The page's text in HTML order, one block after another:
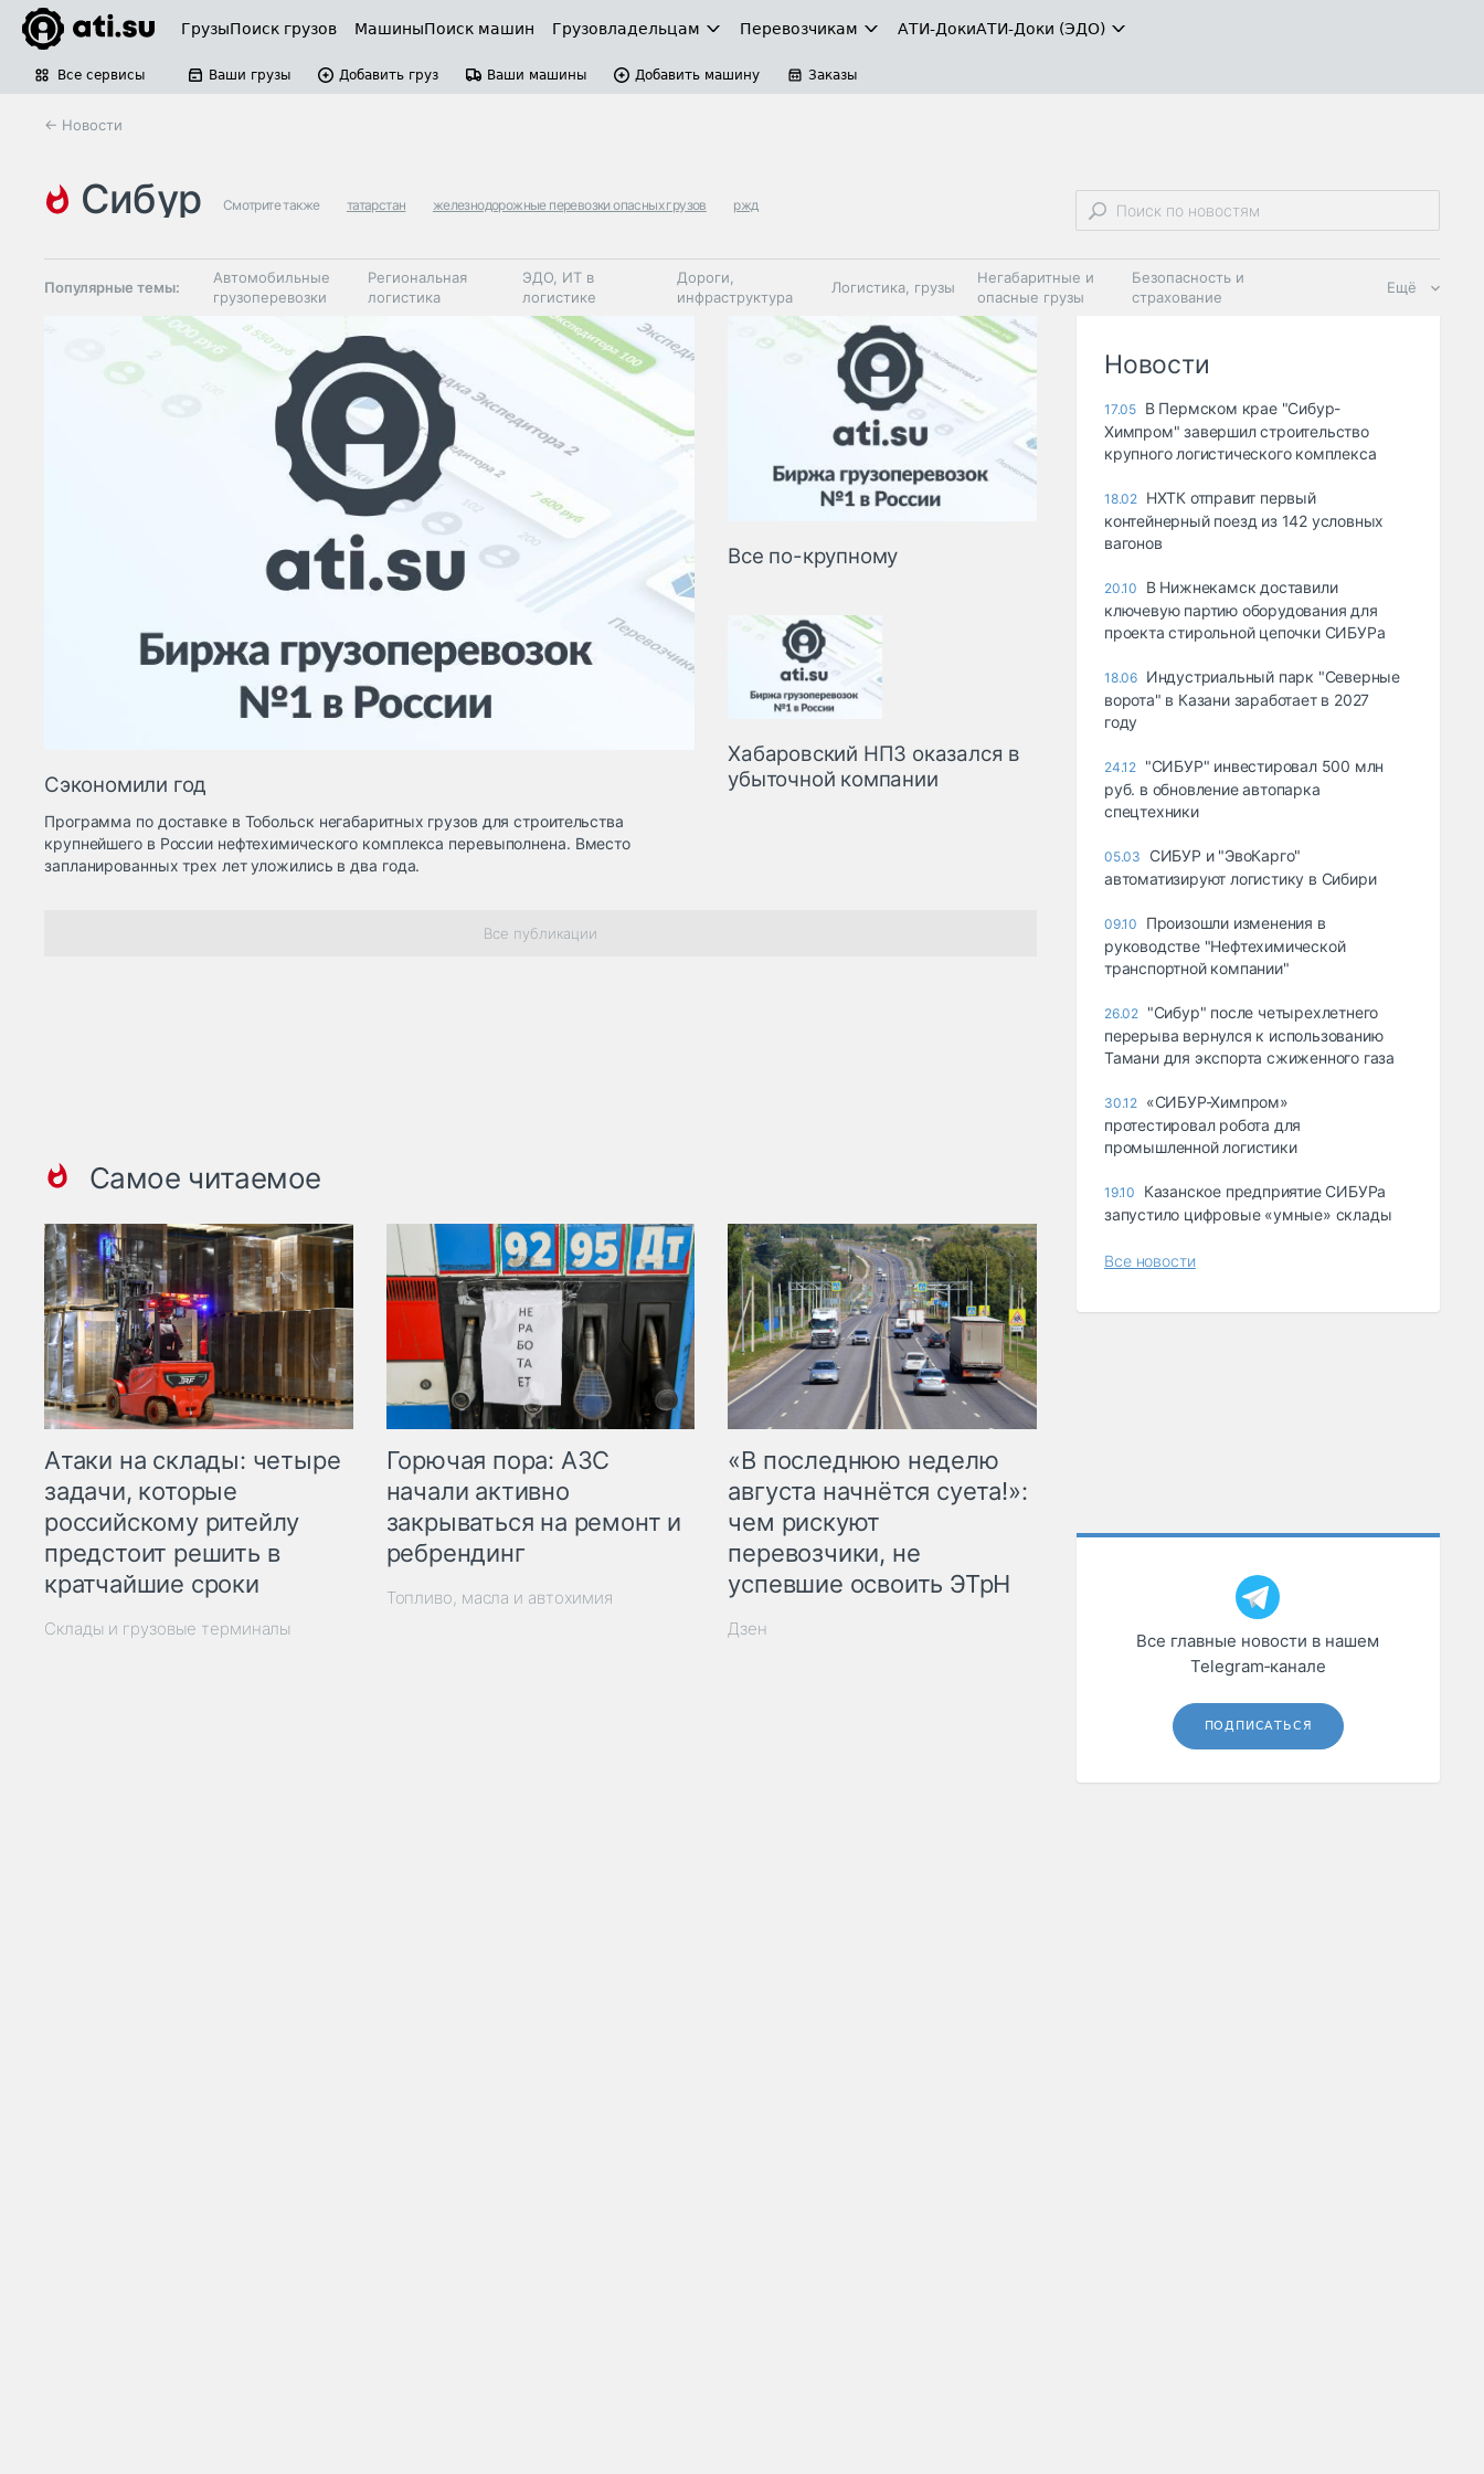
ГрузыПоиск грузов МашиныПоиск машин Грузовладельцам Перевозчикам АТИ-ДокиАТИ-Доки (ЭДО)
Все сервисы Ваши грузы Добавить груз Ваши машины Добавить машину Заказы
← Новости
сибур Смотрите также татарстан железнодорожные перевозки опасных грузов ржд
Популярные темы:
Автомобильные
грузоперевозки
Региональная
логистика
ЭДО, ИТ в
логистике
Дороги,
инфраструктура
Логистика, грузы
Негабаритные и
опасные грузы
Безопасность и
страхование
Таможня и ВЭД
грузовые
терминалы
Коммерческий
транспорт
Спецтехника
Автосервис,
запчасти, шины
Топливо, масла и
автохимия
Ещё
Сэкономили год
Программа по доставке в Тобольск негабаритных грузов для строительства
крупнейшего в России нефтехимического комплекса перевыполнена. Вместо
запланированных трех лет уложились в два года.
Все по-крупному
Хабаровский НПЗ оказался в
убыточной компании
Все публикации
Самое читаемое
Атаки на склады: четыре
задачи, которые
российскому ритейлу
предстоит решить в
кратчайшие сроки
Склады и грузовые терминалы
Горючая пора: АЗС
начали активно
закрываться на ремонт и
ребрендинг
Топливо, масла и автохимия
«В последнюю неделю
августа начнётся суета!»:
чем рискуют
перевозчики, не
успевшие освоить ЭТрН
Дзен
Новости
17.05 В Пермском крае "Сибур-
Химпром" завершил строительство
крупного логистического комплекса
18.02 НХТК отправит первый
контейнерный поезд из 142 условных
вагонов
20.10
В Нижнекамск доставили
ключевую партию оборудования для
проекта стирольной цепочки СИБУРа
18.06 Индустриальный парк "Северные
ворота" в Казани заработает в 2027
году
24.12 "СИБУР" инвестировал 500 млн
руб. в обновление автопарка
спецтехники
05.03
СИБУР и "ЭвоКарго"
автоматизируют логистику в Сибири
09.10
Произошли изменения в
руководстве "Нефтехимической
транспортной компании"
26.02 "Сибур" после четырехлетнего
перерыва вернулся к использованию
Тамани для экспорта сжиженного газа
30.12 «СИБУР-Химпром»
протестировал робота для
промышленной логистики
19.10
Казанское предприятие СИБУРа
запустило цифровые «умные» склады
Все новости
Все главные новости в нашем
Telegram‑канале
ПОДПИСАТЬСЯ